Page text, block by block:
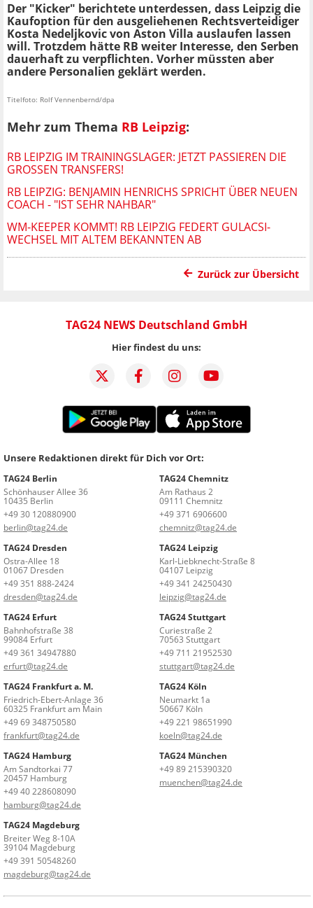
Der "Kicker" berichtete unterdessen, dass Leipzig die
Kaufoption für den ausgeliehenen Rechtsverteidiger
Kosta Nedeljkovic von Aston Villa auslaufen lassen
will. Trotzdem hätte RB weiter Interesse, den Serben
dauerhaft zu verpflichten. Vorher müssten aber
andere Personalien geklärt werden.
Titelfoto: Rolf Vennenbernd/dpa
Mehr zum Thema RB Leipzig:
RB LEIPZIG IM TRAININGSLAGER: JETZT PASSIEREN DIE
GROSSEN TRANSFERS!
RB LEIPZIG: BENJAMIN HENRICHS SPRICHT ÜBER NEUEN
COACH - "IST SEHR NAHBAR"
WM-KEEPER KOMMT! RB LEIPZIG FEDERT GULACSI-
WECHSEL MIT ALTEM BEKANNTEN AB
Zurück zur Übersicht
TAG24 NEWS Deutschland GmbH
Hier findest du uns:
Unsere Redaktionen direkt für Dich vor Ort:
TAG24 Berlin
Schönhauser Allee 36
10435 Berlin
+49 30 120880900
berlin@tag24.de
TAG24 Chemnitz
Am Rathaus 2
09111 Chemnitz
+49 371 6906600
chemnitz@tag24.de
TAG24 Dresden
Ostra-Allee 18
01067 Dresden
+49 351 888-2424
dresden@tag24.de
TAG24 Leipzig
Karl-Liebknecht-Straße 8
04107 Leipzig
+49 341 24250430
leipzig@tag24.de
TAG24 Erfurt
Bahnhofstraße 38
99084 Erfurt
+49 361 34947880
erfurt@tag24.de
TAG24 Stuttgart
Curiestraße 2
70563 Stuttgart
+49 711 21952530
stuttgart@tag24.de
TAG24 Frankfurt a. M.
Friedrich-Ebert-Anlage 36
60325 Frankfurt am Main
+49 69 348750580
frankfurt@tag24.de
TAG24 Köln
Neumarkt 1a
50667 Köln
+49 221 98651990
koeln@tag24.de
TAG24 Hamburg
Am Sandtorkai 77
20457 Hamburg
+49 40 228608090
hamburg@tag24.de
TAG24 München
+49 89 215390320
muenchen@tag24.de
TAG24 Magdeburg
Breiter Weg 8-10A
39104 Magdeburg
+49 391 50548260
magdeburg@tag24.de